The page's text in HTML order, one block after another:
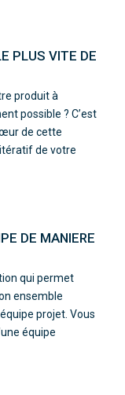
PLUS VITE DE
produit à
possible ?C’est
de cette
de votre
DE MANIERE
qui permet
ensemble
projet. Vous
équipe